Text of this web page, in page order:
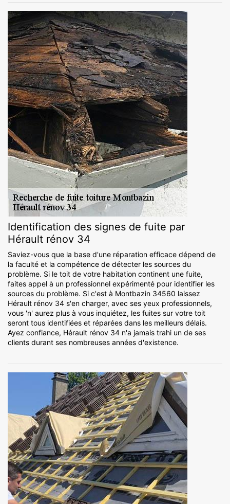
Identification des signes de fuite par
Hérault rénov 34
Saviez-vous que la base d'une réparation efficace dépend de
la faculté et la compétence de détecter les sources du
problème. Si le toit de votre habitation continent une fuite,
faites appel à un professionnel expérimenté pour identifier les
sources du problème. Si c'est à Montbazin 34560 laissez
Hérault rénov 34 s'en charger, avec ses yeux professionnels,
vous 'n' aurez plus à vous inquiétez, les fuites sur votre toit
seront tous identifiées et réparées dans les meilleurs délais.
Ayez confiance, Hérault rénov 34 n'a jamais trahi un de ses
clients durant ses nombreuses années d'existence.